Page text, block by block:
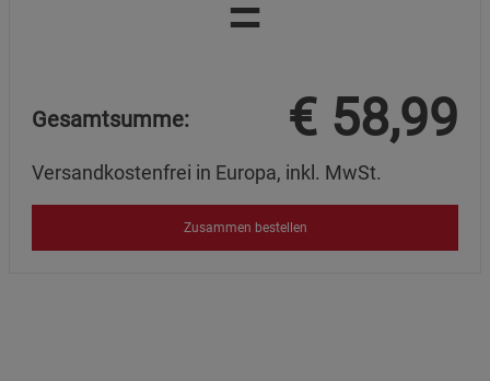
=
Gesamtsumme: € 58,99
Versandkostenfrei in Europa, inkl. MwSt.
Zusammen bestellen